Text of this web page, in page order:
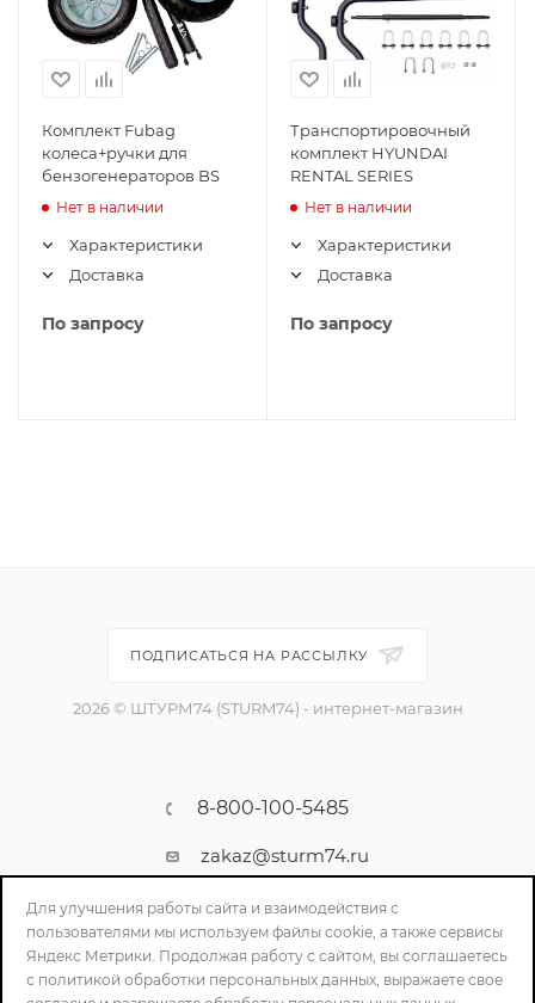
Комплект Fubag
колеса+ручки для
бензогенераторов BS
Нет в наличии
Характеристики
Доставка
По запросу
Транспортировочный
комплект HYUNDAI
RENTAL SERIES
Нет в наличии
Характеристики
Доставка
По запросу
ПОДПИСАТЬСЯ НА РАССЫЛКУ
2026 © ШТУРМ74 (STURM74) - интернет-магазин
8-800-100-5485
zakaz@sturm74.ru
г. Челябинск, ул. Стартовая 34/1
Для улучшения работы сайта и взаимодействия с
пользователями мы используем файлы cookie, а также сервисы
Яндекс Метрики. Продолжая работу с сайтом, вы соглашаетесь
с политикой обработки персональных данных, выражаете свое